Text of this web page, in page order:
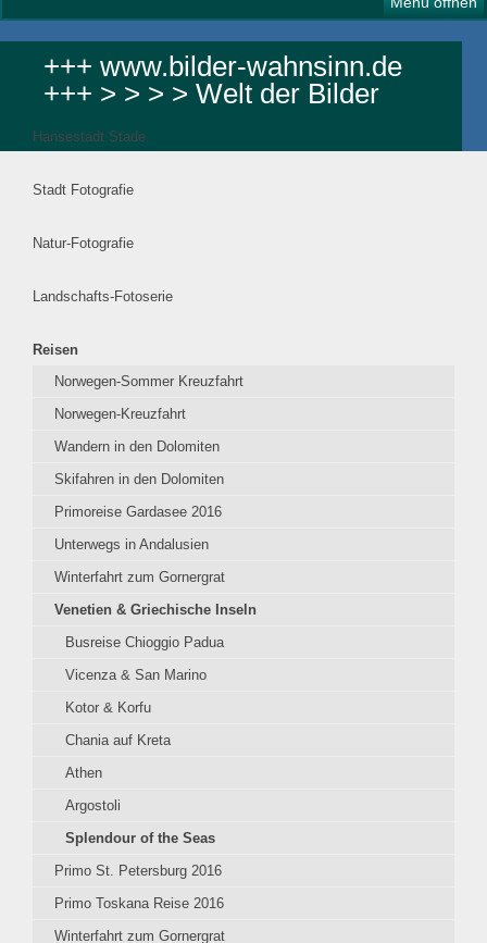
+++ www.bilder-wahnsinn.de
+++ > > > > Welt der Bilder
Hansestadt Stade
Stadt Fotografie
Natur-Fotografie
Landschafts-Fotoserie
Reisen
Norwegen-Sommer Kreuzfahrt
Norwegen-Kreuzfahrt
Wandern in den Dolomiten
Skifahren in den Dolomiten
Primoreise Gardasee 2016
Unterwegs in Andalusien
Winterfahrt zum Gornergrat
Venetien & Griechische Inseln
Busreise Chioggio Padua
Vicenza & San Marino
Kotor & Korfu
Chania auf Kreta
Athen
Argostoli
Splendour of the Seas
Primo St. Petersburg 2016
Primo Toskana Reise 2016
Winterfahrt zum Gornergrat